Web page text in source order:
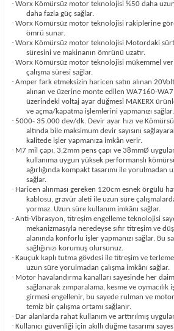
· Worx Kömürsüz motor teknolojisi %50 daha uzun
daha fazla güç sağlar.
· Worx Kömürsüz motor teknolojisi rakiplerine
ömrü sunar.
· Worx Kömürsüz motor teknolojisi Motordaki
süresini ve makinanın ömrünü uzatır.
· Worx Kömürsüz motor teknolojisi mükemmel
çalışma süresi sağlar.
· Amper fark etmeksizin haricen satın alınan
alınan ve üzerine monte edilen WA7160-
üzerindeki voltaj ayar düğmesi MAKERX
ve açma/kapatma işlemlerini yapmanızı sağlar.
· 5000- 35.000 dev/dk. Devir ayar hızı ve
altında bile maksimum devir sayısını
kalitede işler yapmanıza imkân verir.
· M7 mil çapı, 3,2mm pens çapı ve 38mmØ
kullanıma uygun yüksek performanslı
ağırlığında kompakt tasarımı ile yorulmadan
sağlar.
· Haricen alınması gereken 120cm esnek örgülü
kablosu, gravür aleti ile uzun süre
yormaz. Uzun süre kullanım imkânı sağlar.
· Anti-Vibrasyon, titreşim engelleme teknolojisi
mekanizmasıyla neredeyse sıfır titreşim ve
alanında konforlu işler yapmanızı sağlar. Bu
sağlığınızı korumuş olursunuz.
· Kauçuk kaplı tutma gövdesi ile titreşim ve
uzun süre yorulmadan çalışma imkânı sağlar.
· Motor havalandırma kanalları sayesinde her daim
sağlanarak zımparalama, kesme ve
girmesi engellenir, bu sayede rulman ve
temiz bir çalışma ortamı sağlanır.
· Dar alanlarda rahat kullanım ve arttırılmış
· Kullanıcı güvenliği için akıllı düğme tasarımı